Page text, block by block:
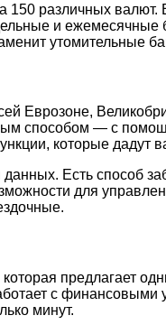
различных
и
утомительные
Еврозоне,
способом — с
которые
Есть способ
для
предлагает
с
минут.